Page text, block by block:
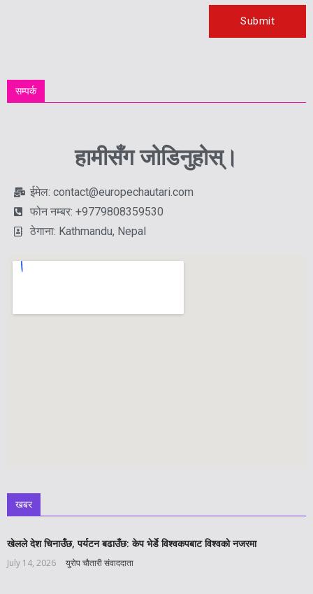
सम्पर्क
हामीसँग जोडिनुहोस्।
ईमेल: contact@europechautari.com
फोन नम्बर: +9779808359530
ठेगाना: Kathmandu, Nepal
खबर
खेलले देश चिनाउँछ, पर्यटन बढाउँछ: केप भेर्डे विश्वकपबाट विश्वको नजरमा
July 14, 2026 युरोप चौतारी संवाददाता